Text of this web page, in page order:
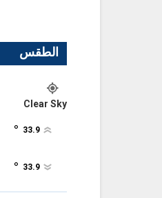
الطقس
Clear Sky
33.9
°
33.9
°